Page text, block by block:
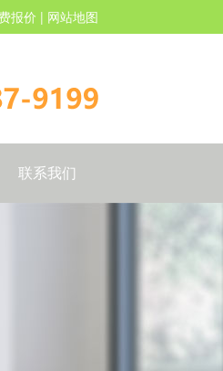
报价 | 网站地图
联系我们